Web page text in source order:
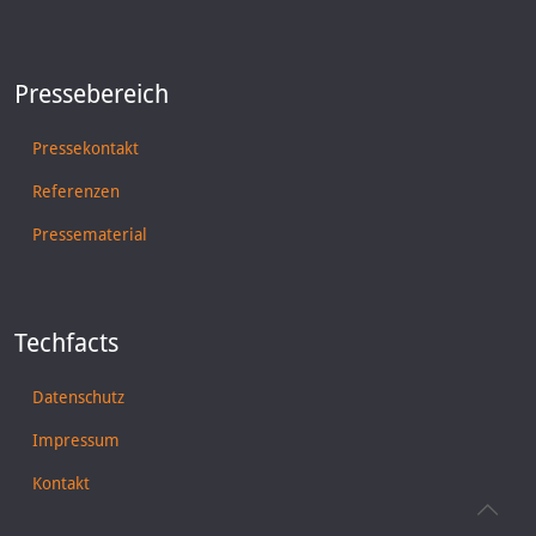
Pressebereich
Pressekontakt
Referenzen
Pressematerial
Techfacts
Datenschutz
Impressum
Kontakt